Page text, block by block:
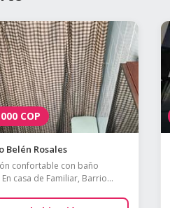
COP
Belén Rosales
confortable con baño
casa de Familiar, Barrio...